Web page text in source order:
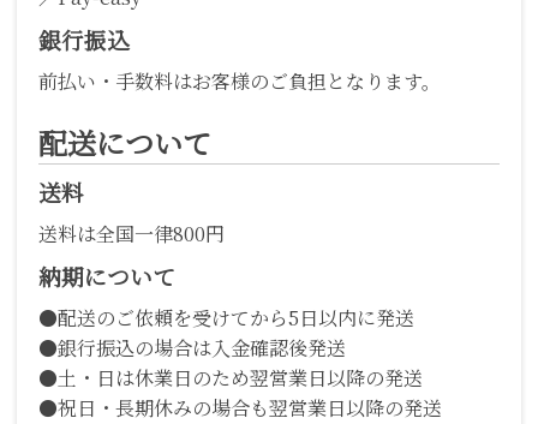
銀行振込
前払い・手数料はお客様のご負担となります。
配送について
送料
送料は全国一律800円
納期について
●配送のご依頼を受けてから5日以内に発送
●銀行振込の場合は入金確認後発送
●土・日は休業日のため翌営業日以降の発送
●祝日・長期休みの場合も翌営業日以降の発送